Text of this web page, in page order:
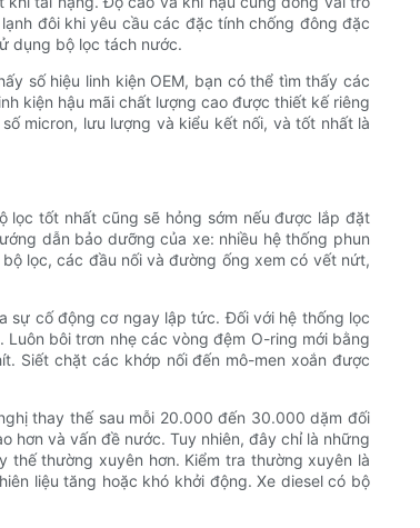
đôi khi yêu cầu các đặc tính chống đông đặc
dụng bộ lọc tách nước.
số hiệu linh kiện OEM, bạn có thể tìm thấy các
kiện hậu mãi chất lượng cao được thiết kế riêng
micron, lưu lượng và kiểu kết nối, và tốt nhất là
lọc tốt nhất cũng sẽ hỏng sớm nếu được lắp đặt
dẫn bảo dưỡng của xe: nhiều hệ thống phun
lọc, các đầu nối và đường ống xem có vết nứt,
sự cố động cơ ngay lập tức. Đối với hệ thống lọc
bôi trơn nhẹ các vòng đệm O-ring mới bằng
Siết chặt các khớp nối đến mô-men xoắn được
thay thế sau mỗi 20.000 đến 30.000 dặm đối
hơn và vấn đề nước. Tuy nhiên, đây chỉ là những
thường xuyên hơn. Kiểm tra thường xuyên là
liệu tăng hoặc khó khởi động. Xe diesel có bộ